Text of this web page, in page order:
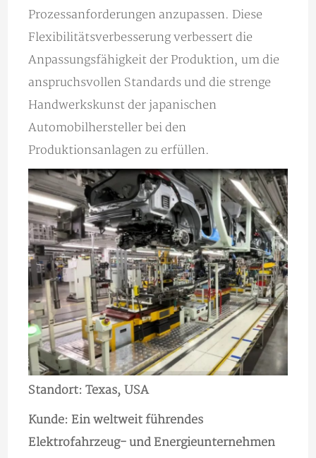
Prozessanforderungen anzupassen. Diese
Flexibilitätsverbesserung verbessert die
Anpassungsfähigkeit der Produktion, um die
anspruchsvollen Standards und die strenge
Handwerkskunst der japanischen
Automobilhersteller bei den
Produktionsanlagen zu erfüllen.
Standort: Texas, USA
Kunde: Ein weltweit führendes
Elektrofahrzeug- und Energieunternehmen